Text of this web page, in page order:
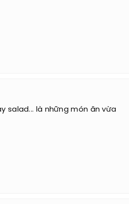
salad... là những món ăn vừa